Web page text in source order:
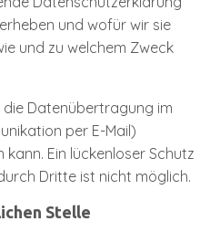
und wofür wir sie
und zu welchem Zweck
Datenübertragung im
per E-Mail)
Ein lückenloser Schutz
Dritte ist nicht möglich.
Stelle